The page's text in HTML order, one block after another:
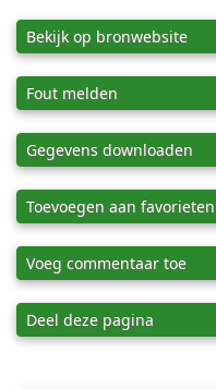
Bekijk op bronwebsite
Fout melden
Gegevens downloaden
Toevoegen aan favorieten
Voeg commentaar toe
Deel deze pagina